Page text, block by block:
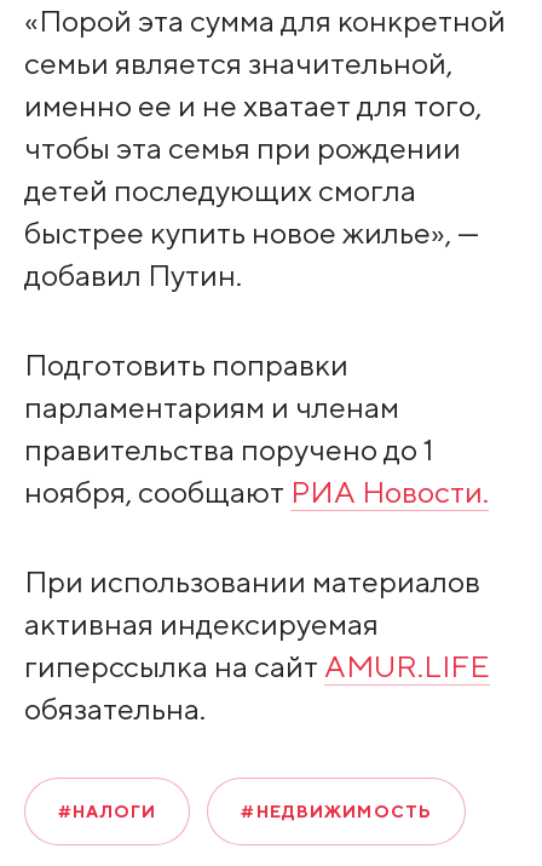
«Порой эта сумма для конкретной
семьи является значительной,
именно ее и не хватает для того,
чтобы эта семья при рождении
детей последующих смогла
быстрее купить новое жилье», —
добавил Путин.
Подготовить поправки
парламентариям и членам
правительства поручено до 1
ноября, сообщают РИА Новости.
При использовании материалов
активная индексируемая
гиперссылка на сайт AMUR.LIFE
обязательна.
#НАЛОГИ #НЕДВИЖИМОСТЬ